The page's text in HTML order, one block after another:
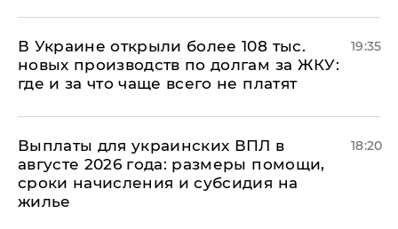
В Украине открыли более 108 тыс.
новых производств по долгам за ЖКУ:
где и за что чаще всего не платят
19:35
Выплаты для украинских ВПЛ в
августе 2026 года: размеры помощи,
сроки начисления и субсидия на
жилье
18:20